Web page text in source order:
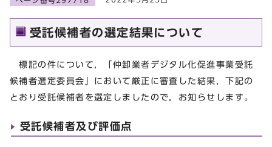
受託候補者の選定結果について
標記の件について，「仲卸業者デジタル化促進事業受託
候補者選定委員会」において厳正に審査した結果，下記の
とおり受託候補者を選定しましたので，お知らせします。
受託候補者及び評価点